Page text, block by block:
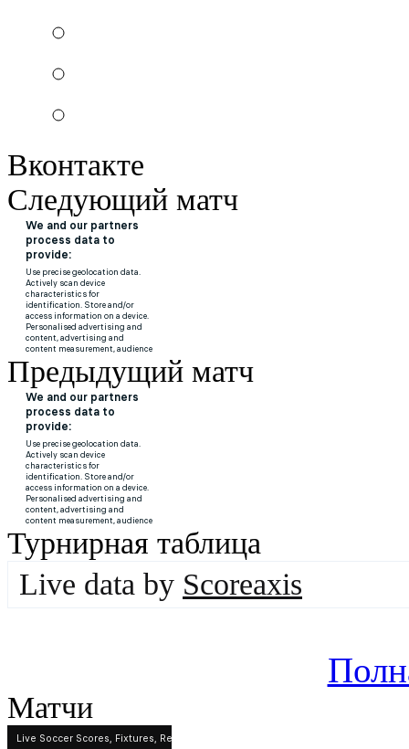
Вконтакте
Следующий матч
Предыдущий матч
Турнирная таблица
Live data by Scoreaxis
Матчи